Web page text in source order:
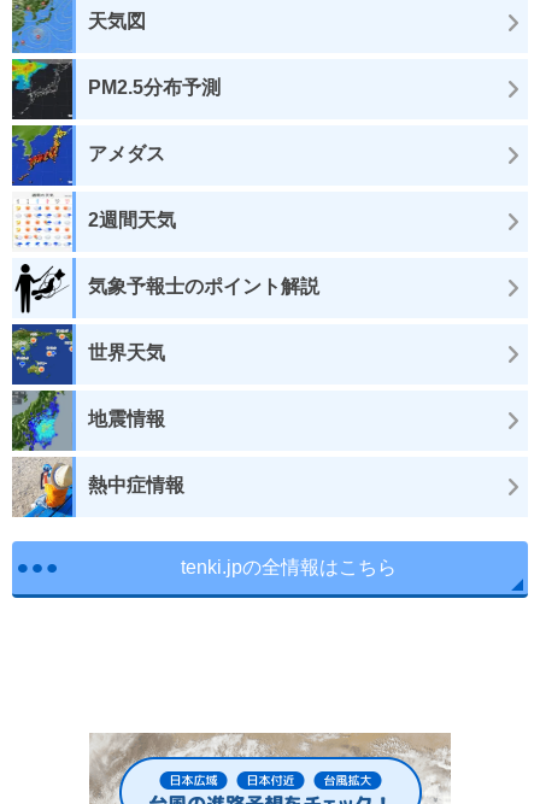
天気図
PM2.5分布予測
アメダス
2週間天気
気象予報士のポイント解説
世界天気
地震情報
熱中症情報
tenki.jpの全情報はこちら